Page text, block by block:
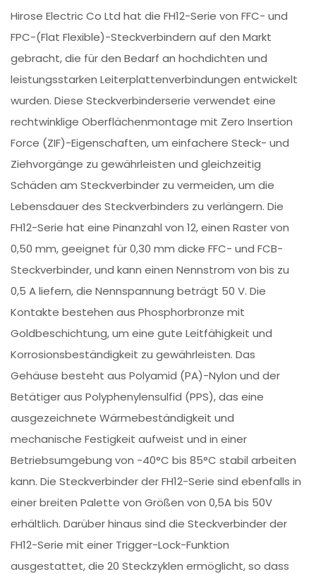
Hirose Electric Co Ltd hat die FH12-Serie von FFC- und
FPC-(Flat Flexible)-Steckverbindern auf den Markt
gebracht, die für den Bedarf an hochdichten und
leistungsstarken Leiterplattenverbindungen entwickelt
wurden. Diese Steckverbinderserie verwendet eine
rechtwinklige Oberflächenmontage mit Zero Insertion
Force (ZIF)-Eigenschaften, um einfachere Steck- und
Ziehvorgänge zu gewährleisten und gleichzeitig
Schäden am Steckverbinder zu vermeiden, um die
Lebensdauer des Steckverbinders zu verlängern. Die
FH12-Serie hat eine Pinanzahl von 12, einen Raster von
0,50 mm, geeignet für 0,30 mm dicke FFC- und FCB-
Steckverbinder, und kann einen Nennstrom von bis zu
0,5 A liefern, die Nennspannung beträgt 50 V. Die
Kontakte bestehen aus Phosphorbronze mit
Goldbeschichtung, um eine gute Leitfähigkeit und
Korrosionsbeständigkeit zu gewährleisten. Das
Gehäuse besteht aus Polyamid (PA)-Nylon und der
Betätiger aus Polyphenylensulfid (PPS), das eine
ausgezeichnete Wärmebeständigkeit und
mechanische Festigkeit aufweist und in einer
Betriebsumgebung von -40°C bis 85°C stabil arbeiten
kann. Die Steckverbinder der FH12-Serie sind ebenfalls in
einer breiten Palette von Größen von 0,5A bis 50V
erhältlich. Darüber hinaus sind die Steckverbinder der
FH12-Serie mit einer Trigger-Lock-Funktion
ausgestattet, die 20 Steckzyklen ermöglicht, so dass